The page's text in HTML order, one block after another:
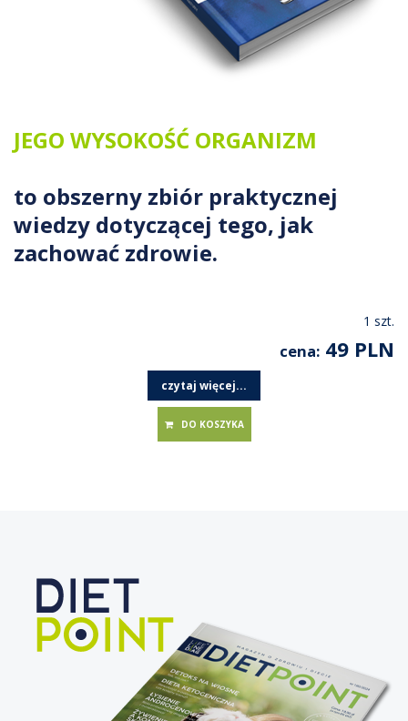
JEGO WYSOKOŚĆ ORGANIZM
to obszerny zbiór praktycznej
wiedzy dotyczącej tego, jak
zachować zdrowie.
1 szt.
cena: 49 PLN
czytaj więcej...
DO KOSZYKA